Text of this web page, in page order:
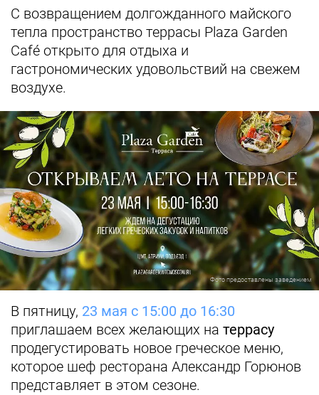
С возвращением долгожданного майского
тепла пространство террасы Plaza Garden
Café открыто для отдыха и
гастрономических удовольствий на свежем
воздухе.
Фото предоставлены заведением
В пятницу, 23 мая с 15:00 до 16:30
приглашаем всех желающих на террасу
продегустировать новое греческое меню,
которое шеф ресторана Александр Горюнов
представляет в этом сезоне.